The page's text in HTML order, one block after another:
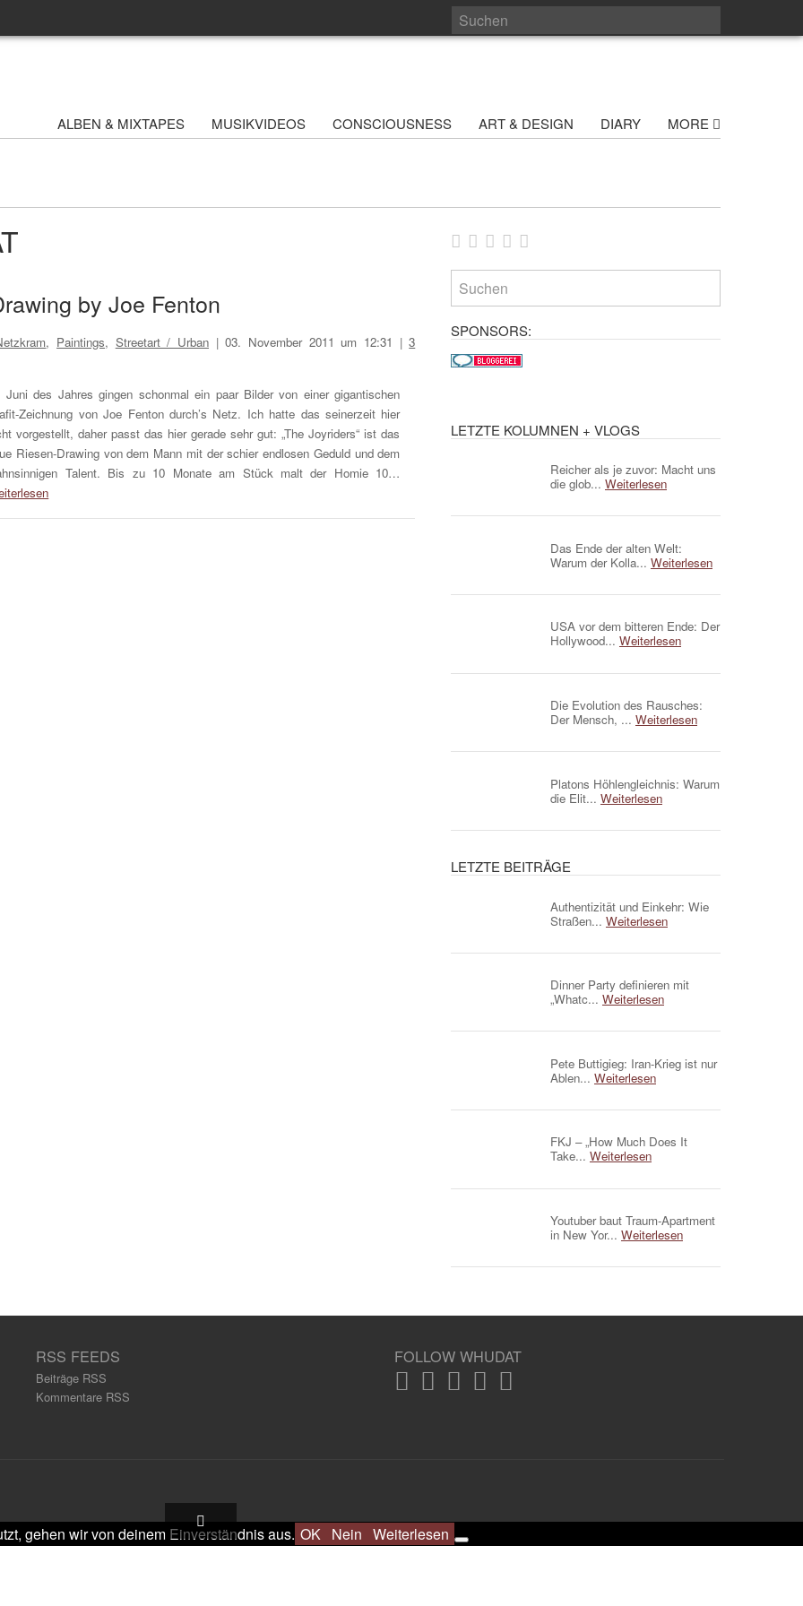
ALBEN & MIXTAPES MUSIKVIDEOS CONSCIOUSNESS ART & DESIGN DIARY MORE
by Joe Fenton
, Paintings, Streetart / Urban |03. November 2011 um 12:31 |3
Juni des Jahres gingen schonmal ein paar Bilder von einer gigantischen
Zeichnung von Joe Fenton durch’s Netz. Ich hatte das seinerzeit hier
vorgestellt, daher passt das hier gerade sehr gut: „The Joyriders“ ist das
Riesen-Drawing von dem Mann mit der schier endlosen Geduld und dem
Talent. Bis zu 10 Monate am Stück malt der Homie 10…
SPONSORS:
LETZTE KOLUMNEN + VLOGS
Reicher als je zuvor: Macht uns
die glob... Weiterlesen
Das Ende der alten Welt:
Warum der Kolla... Weiterlesen
USA vor dem bitteren Ende: Der
Hollywood... Weiterlesen
Die Evolution des Rausches:
Der Mensch, ... Weiterlesen
Platons Höhlengleichnis: Warum
die Elit... Weiterlesen
LETZTE BEITRÄGE
Authentizität und Einkehr: Wie
Straßen... Weiterlesen
Dinner Party definieren mit
„Whatc... Weiterlesen
Pete Buttigieg: Iran-Krieg ist nur
Ablen... Weiterlesen
FKJ – „How Much Does It
Take... Weiterlesen
Youtuber baut Traum-Apartment
in New Yor... Weiterlesen
RSS FEEDS
Beiträge RSS
Kommentare RSS
FOLLOW WHUDAT
gehen wir von deinem Einverständnis aus. OK Nein Weiterlesen